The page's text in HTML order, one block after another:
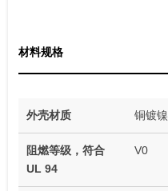
材料规格
外壳材质 铜镀镍
阻燃等级，符合
UL 94
V0